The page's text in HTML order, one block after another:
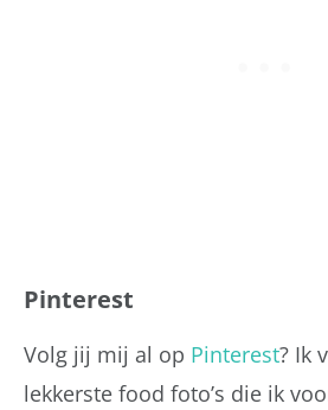
Pinterest
Volg jij mij al op Pinterest? Ik
lekkerste food foto’s die ik